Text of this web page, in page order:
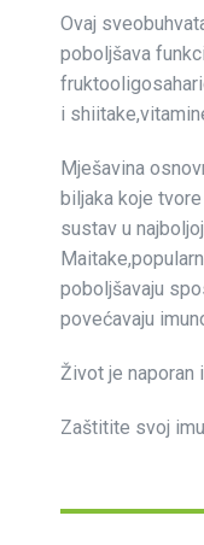
Ovaj
poboljšava
i
Mješavina
biljaka koje
sustav u
poboljšavaju
povećavaju
Život je naporan
Zaštitite svoj